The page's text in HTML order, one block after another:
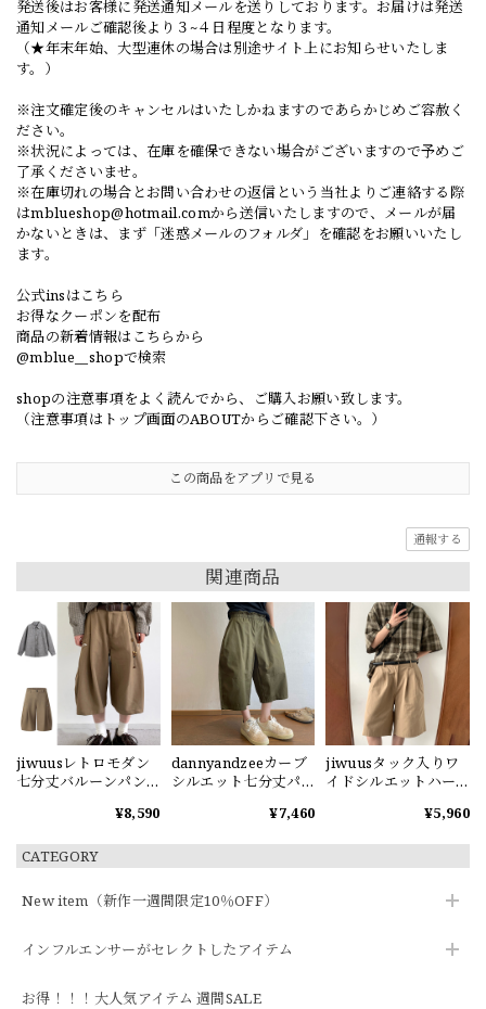
CATEGORY
New item（新作一週間限定10％OFF）
インフルエンサーがセレクトしたアイテム
お得！！！大人気アイテム 週間SALE
発送後はお客様に発送通知メールを送りしております。お届けは発送
通知メールご確認後より３~４日程度となります。
（★年末年始、大型連休の場合は別途サイト上にお知らせいたしま
す。）
※注文確定後のキャンセルはいたしかねますのであらかじめご容赦く
ださい。
※状況によっては、在庫を確保できない場合がございますので予めご
了承くださいませ。
※在庫切れの場合とお問い合わせの返信という当社よりご連絡する際
はmblueshop@hotmail.comから送信いたしますので、メールが届
かないときは、まず「迷惑メールのフォルダ」を確認をお願いいたし
ます。
公式insはこちら
お得なクーポンを配布
商品の新着情報はこちらから
@mblue__shopで検索
shopの注意事項をよく読んでから、ご購入お願い致します。
（注意事項はトップ画面のABOUTからご確認下さい。）
この商品をアプリで見る
通報する
関連商品
jiwuusレトロモダン
七分丈バルーンパン
¥8,590
dannyandzeeカーブ
シルエット七分丈パ
¥7,460
jiwuusタック入りワ
イドシルエットハー
¥5,960